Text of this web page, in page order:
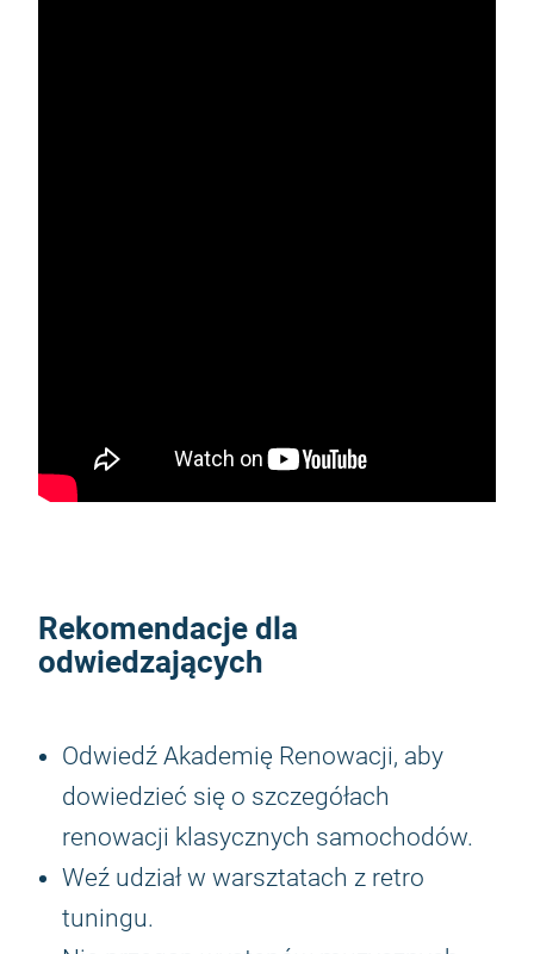
Rekomendacje dla
odwiedzających
Odwiedź Akademię Renowacji, aby
dowiedzieć się o szczegółach
renowacji klasycznych samochodów.
Weź udział w warsztatach z retro
tuningu.